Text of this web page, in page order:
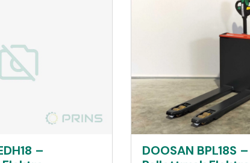
–
DOOSAN BPL18S –